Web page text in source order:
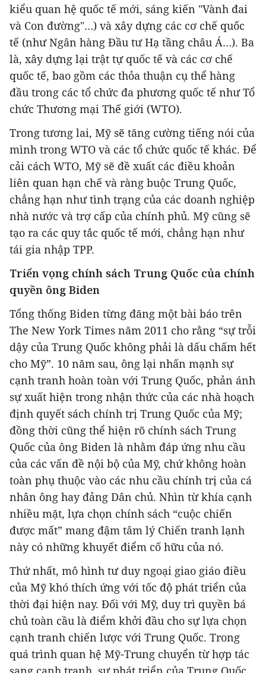
kiểu quan hệ quốc tế mới, sáng kiến "Vành đai
và Con đường"…) và xây dựng các cơ chế quốc
tế (như Ngân hàng Đầu tư Hạ tầng châu Á…). Ba
là, xây dựng lại trật tự quốc tế và các cơ chế
quốc tế, bao gồm các thỏa thuận cụ thể hàng
đầu trong các tổ chức đa phương quốc tế như Tổ
chức Thương mại Thế giới (WTO).
Trong tương lai, Mỹ sẽ tăng cường tiếng nói của
mình trong WTO và các tổ chức quốc tế khác. Để
cải cách WTO, Mỹ sẽ đề xuất các điều khoản
liên quan hạn chế và ràng buộc Trung Quốc,
chẳng hạn như tình trạng của các doanh nghiệp
nhà nước và trợ cấp của chính phủ. Mỹ cũng sẽ
tạo ra các quy tắc quốc tế mới, chẳng hạn như
tái gia nhập TPP.
Triển vọng chính sách Trung Quốc của chính
quyền ông Biden
Tổng thống Biden từng đăng một bài báo trên
The New York Times năm 2011 cho rằng “sự trỗi
dậy của Trung Quốc không phải là dấu chấm hết
cho Mỹ”. 10 năm sau, ông lại nhấn mạnh sự
cạnh tranh hoàn toàn với Trung Quốc, phản ánh
sự xuất hiện trong nhận thức của các nhà hoạch
định quyết sách chính trị Trung Quốc của Mỹ;
đồng thời cũng thể hiện rõ chính sách Trung
Quốc của ông Biden là nhằm đáp ứng nhu cầu
của các vấn đề nội bộ của Mỹ, chứ không hoàn
toàn phụ thuộc vào các nhu cầu chính trị của cá
nhân ông hay đảng Dân chủ. Nhìn từ khía cạnh
nhiều mặt, lựa chọn chính sách “cuộc chiến
được mất” mang đậm tâm lý Chiến tranh lạnh
này có những khuyết điểm cố hữu của nó.
Thứ nhất, mô hình tư duy ngoại giao giáo điều
của Mỹ khó thích ứng với tốc độ phát triển của
thời đại hiện nay. Đối với Mỹ, duy trì quyền bá
chủ toàn cầu là điểm khởi đầu cho sự lựa chọn
cạnh tranh chiến lược với Trung Quốc. Trong
quá trình quan hệ Mỹ-Trung chuyển từ hợp tác